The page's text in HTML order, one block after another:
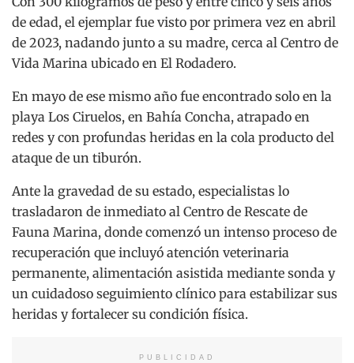
de edad, el ejemplar fue visto por primera vez en abril
de 2023, nadando junto a su madre, cerca al Centro de
Vida Marina ubicado en El Rodadero.
En mayo de ese mismo año fue encontrado solo en la
playa Los Ciruelos, en Bahía Concha, atrapado en
redes y con profundas heridas en la cola producto del
ataque de un tiburón.
Ante la gravedad de su estado, especialistas lo
trasladaron de inmediato al Centro de Rescate de
Fauna Marina, donde comenzó un intenso proceso de
recuperación que incluyó atención veterinaria
permanente, alimentación asistida mediante sonda y
un cuidadoso seguimiento clínico para estabilizar sus
heridas y fortalecer su condición física.
PUBLICIDAD